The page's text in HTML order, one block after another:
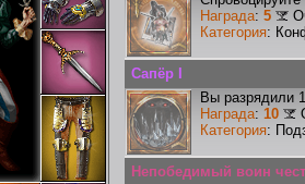
Награда: 5
Категория:
Сапёр I
Вы разрядили
Награда: 10
Категория:
Непобедимый воин